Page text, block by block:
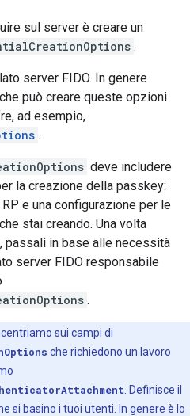
sul server è creare un
.
server FIDO. In genere
può creare queste opzioni
ad esempio,
.
deve includere
la creazione della passkey:
e una configurazione per le
stai creando. Una volta
in base alle necessità
server FIDO responsabile
.
sui campi di
che richiedono un lavoro
. Definisce il
si basino i tuoi utenti. In genere è lo